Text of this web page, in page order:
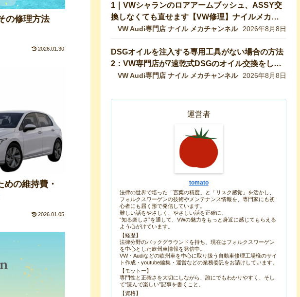
の修理方法
2026.01.30
の維持費・
2026.01.05
1｜VWシャランのロアアームブッシュ、ASSY交
換しなくても直せます【VW修理】ナイルメカチ
ャンネル切り抜き
VW Audi専門店 ナイル メカチャンネル 2026年8月8日
DSGオイルを注入する専用工具がない場合の方法
2：VW専門店が7速乾式DSGのオイル交換をして
いきます！DQ200【VW修理】
VW Audi専門店 ナイル メカチャンネル 2026年8月8日
運営者
tomato
法律の世界で培った「言葉の精度」と「リスク感覚」を活かし、
フォルクスワーゲンの技術やメンテナンス情報を、専門家にも初
心者にも届く形で発信しています。
難しい話をやさしく、やさしい話を正確に。
“知る楽しさ”を通して、VWの魅力をもっと身近に感じてもらえる
よう心がけています。
【経歴】
法律分野のバックグラウンドを持ち、現在はフォルクスワーゲン
を中心とした欧州車情報を発信中。
VW・Audiなどの欧州車を中心に取り扱う自動車修理工場様のサイ
ト作成・youtube編集・運営などの業務委託をお請けしています。
【モットー】
専門性と正確さを大切にしながら、誰にでもわかりやすく、そし
て“読んで楽しい”記事を書くこと。
【資格】